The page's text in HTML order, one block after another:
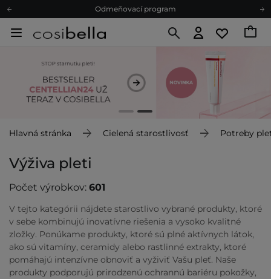
Odoslanie do 24 hod.
Odoslanie do 24 hod.
Darčekové karty
Ekologické balenie
Hlavná stránka Cielená starostlivosť Potreby
Výživa pleti
Počet výrobkov: 601
V tejto kategórii nájdete starostlivo vybrané produkty, ktoré
v sebe kombinujú inovatívne riešenia a vysoko kvalitné
zložky. Ponúkame produkty, ktoré sú plné aktívnych látok,
ako sú vitamíny, ceramidy alebo rastlinné extrakty, ktoré
pomáhajú intenzívne obnoviť a vyživiť Vašu pleť. Naše
produkty podporujú prirodzenú ochrannú bariéru pokožky,